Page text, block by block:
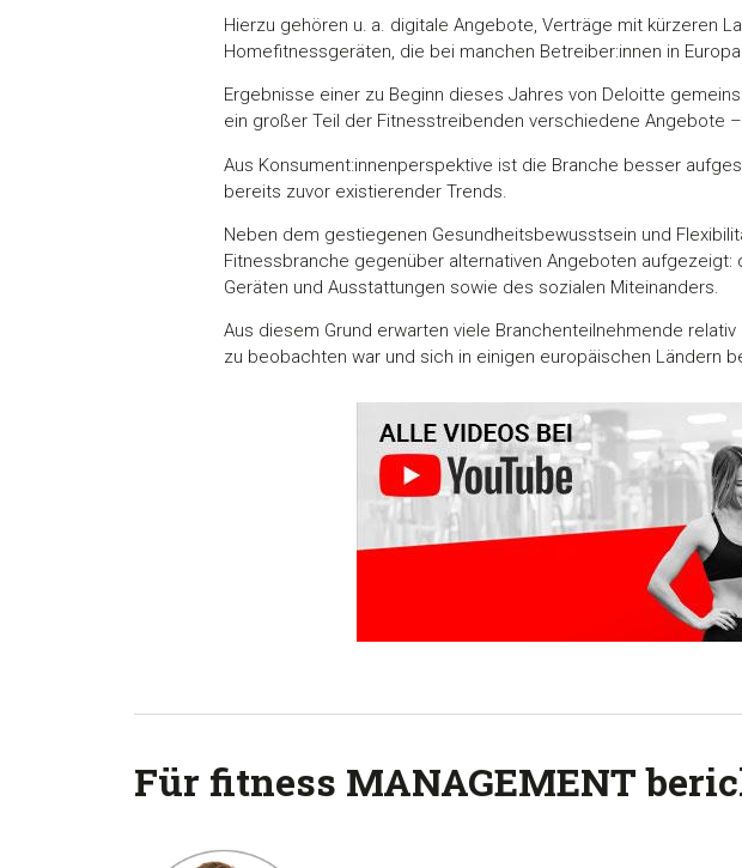
Hierzu gehören u. a. digitale Angebote, Verträge mit kürzeren
Homefitnessgeräten, die bei manchen Betreiber:innen in
Ergebnisse einer zu Beginn dieses Jahres von Deloitte
ein großer Teil der Fitnesstreibenden verschiedene Angebote
Aus Konsument:innenperspektive ist die Branche besser
bereits zuvor existierender Trends.
Neben dem gestiegenen Gesundheitsbewusstsein und
Fitnessbranche gegenüber alternativen Angeboten
Geräten und Ausstattungen sowie des sozialen Miteinanders.
Aus diesem Grund erwarten viele Branchenteilnehmende
zu beobachten war und sich in einigen europäischen Ländern
Für fitness MANAGEMENT